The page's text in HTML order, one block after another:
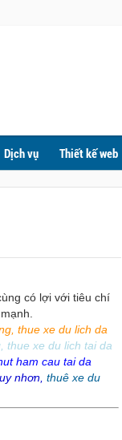
Dịch vụ Thiết kế web
có lợi với tiêu chí
thue xe du lich da
thue xe du lich tai da
ham cau tai da
nhơn thuê xe du